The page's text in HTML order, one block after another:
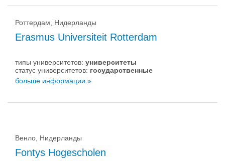
Роттердам, Нидерланды
Erasmus Universiteit Rotterdam
типы университетов: университеты
статус университетов: государственные
больше информации »
Венло, Нидерланды
Fontys Hogescholen